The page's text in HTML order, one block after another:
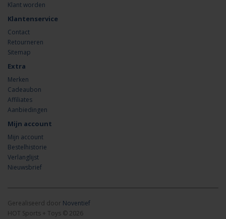
Klant worden
Klantenservice
Contact
Retourneren
Sitemap
Extra
Merken
Cadeaubon
Affiliates
Aanbiedingen
Mijn account
Mijn account
Bestelhistorie
Verlanglijst
Nieuwsbrief
Gerealiseerd door Noventief
HOT Sports + Toys © 2026